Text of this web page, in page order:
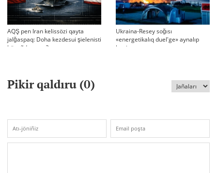
AQŞ pen Iran kelissözi qayta
jalğaspaq: Doha kezdesui şielenisti
bäseñdete me?
Ukraina-Resey soğısı
«energetikalıq duel'ge» aynalıp
ketti
Pikir qaldıru (0)